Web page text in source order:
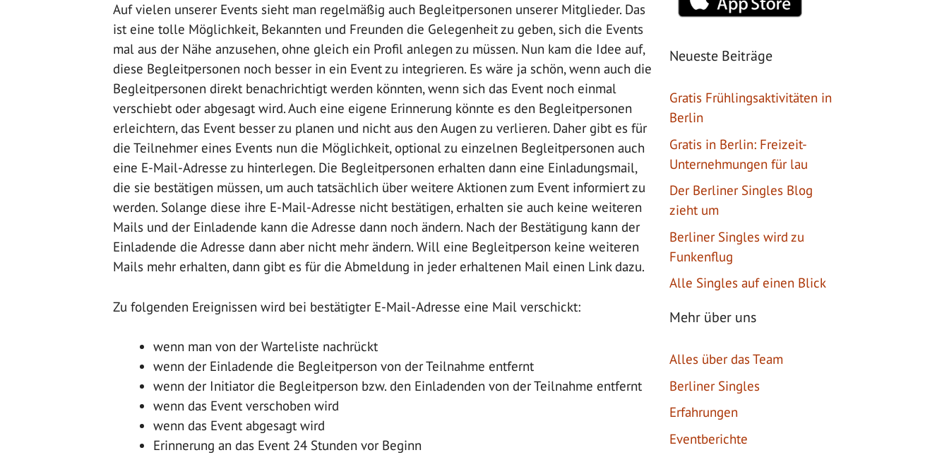
Auf vielen unserer Events sieht man regelmäßig auch Begleitpersonen unserer Mitglieder. Das
ist eine tolle Möglichkeit, Bekannten und Freunden die Gelegenheit zu geben, sich die Events
mal aus der Nähe anzusehen, ohne gleich ein Profil anlegen zu müssen. Nun kam die Idee auf,
diese Begleitpersonen noch besser in ein Event zu integrieren. Es wäre ja schön, wenn auch die
Begleitpersonen direkt benachrichtigt werden könnten, wenn sich das Event noch einmal
verschiebt oder abgesagt wird. Auch eine eigene Erinnerung könnte es den Begleitpersonen
erleichtern, das Event besser zu planen und nicht aus den Augen zu verlieren. Daher gibt es für
die Teilnehmer eines Events nun die Möglichkeit, optional zu einzelnen Begleitpersonen auch
eine E-Mail-Adresse zu hinterlegen. Die Begleitpersonen erhalten dann eine Einladungsmail,
die sie bestätigen müssen, um auch tatsächlich über weitere Aktionen zum Event informiert zu
werden. Solange diese ihre E-Mail-Adresse nicht bestätigen, erhalten sie auch keine weiteren
Mails und der Einladende kann die Adresse dann noch ändern. Nach der Bestätigung kann der
Einladende die Adresse dann aber nicht mehr ändern. Will eine Begleitperson keine weiteren
Mails mehr erhalten, dann gibt es für die Abmeldung in jeder erhaltenen Mail einen Link dazu.
Zu folgenden Ereignissen wird bei bestätigter E-Mail-Adresse eine Mail verschickt:
wenn man von der Warteliste nachrückt
wenn der Einladende die Begleitperson von der Teilnahme entfernt
wenn der Initiator die Begleitperson bzw. den Einladenden von der Teilnahme entfernt
wenn das Event verschoben wird
wenn das Event abgesagt wird
Erinnerung an das Event 24 Stunden vor Beginn
Neueste Beiträge
Gratis Frühlingsaktivitäten in
Berlin
Gratis in Berlin: Freizeit-
Unternehmungen für lau
Der Berliner Singles Blog
zieht um
Berliner Singles wird zu
Funkenflug
Alle Singles auf einen Blick
Mehr über uns
Alles über das Team
Berliner Singles
Erfahrungen
Eventberichte